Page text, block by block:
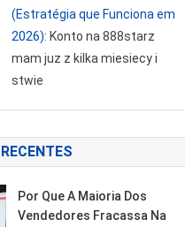
(Estratégia que Funciona em
2026): Konto na 888starz
mam juz z kilka miesiecy i
stwie
Por Que A Maioria Dos
Vendedores Fracassa Na